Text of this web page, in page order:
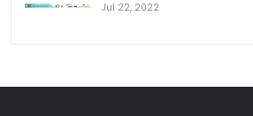
Jul 22, 2022